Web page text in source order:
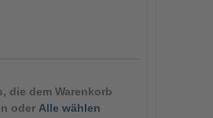
die dem Warenkorb
oder Alle wählen